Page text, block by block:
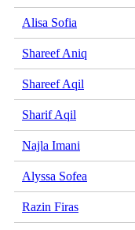
Alisa Sofia
Shareef Aniq
Shareef Aqil
Sharif Aqil
Najla Imani
Alyssa Sofea
Razin Firas